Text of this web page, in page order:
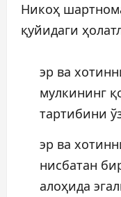
Никоҳ
қуйидаги
эр ва
мулкининг
тартибини
эр ва
нисбатан
алоҳида